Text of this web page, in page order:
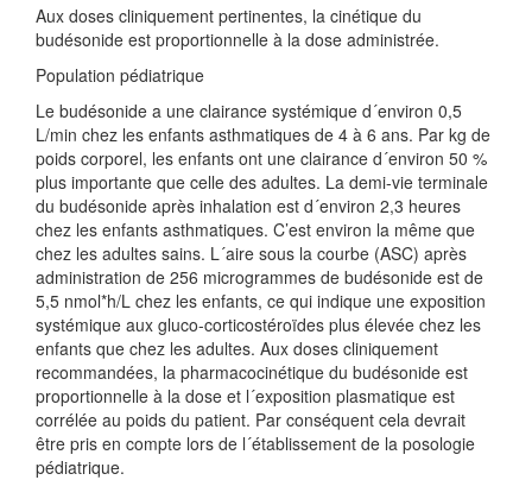
Aux doses cliniquement pertinentes, la cinétique du
budésonide est proportionnelle à la dose administrée.
Population pédiatrique
Le budésonide a une clairance systémique d´environ 0,5
L/min chez les enfants asthmatiques de 4 à 6 ans. Par kg de
poids corporel, les enfants ont une clairance d´environ 50 %
plus importante que celle des adultes. La demi-vie terminale
du budésonide après inhalation est d´environ 2,3 heures
chez les enfants asthmatiques. C’est environ la même que
chez les adultes sains. L´aire sous la courbe (ASC) après
administration de 256 microgrammes de budésonide est de
5,5 nmol*h/L chez les enfants, ce qui indique une exposition
systémique aux gluco-corticostéroïdes plus élevée chez les
enfants que chez les adultes. Aux doses cliniquement
recommandées, la pharmacocinétique du budésonide est
proportionnelle à la dose et l´exposition plasmatique est
corrélée au poids du patient. Par conséquent cela devrait
être pris en compte lors de l´établissement de la posologie
pédiatrique.